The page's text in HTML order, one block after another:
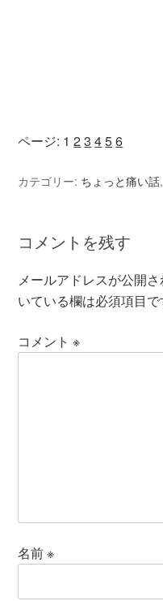
ページ: 1 23 456
カテゴリー: ちょっと痛い話,
コメントを残す
メールアドレスが公開さ
いている欄は必須項目で
コメント※
名前※